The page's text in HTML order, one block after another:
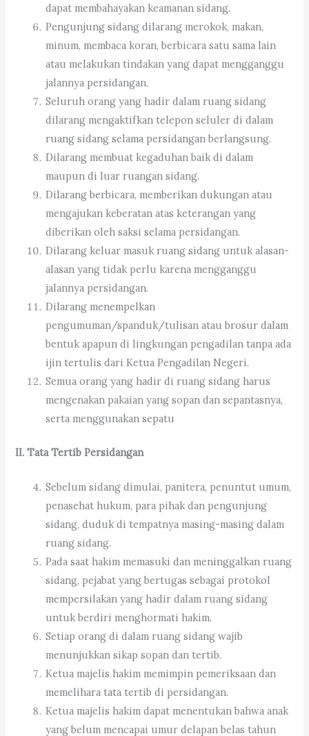
dapat membahayakan keamanan sidang.
Pengunjung sidang dilarang merokok, makan,
minum, membaca koran, berbicara satu sama lain
atau melakukan tindakan yang dapat mengganggu
jalannya persidangan.
Seluruh orang yang hadir dalam ruang sidang
dilarang mengaktifkan telepon seluler di dalam
ruang sidang selama persidangan berlangsung.
Dilarang membuat kegaduhan baik di dalam
maupun di luar ruangan sidang.
Dilarang berbicara, memberikan dukungan atau
mengajukan keberatan atas keterangan yang
diberikan oleh saksi selama persidangan.
Dilarang keluar masuk ruang sidang untuk alasan-
alasan yang tidak perlu karena mengganggu
jalannya persidangan.
Dilarang menempelkan
pengumuman/spanduk/tulisan atau brosur dalam
bentuk apapun di lingkungan pengadilan tanpa ada
ijin tertulis dari Ketua Pengadilan Negeri.
Semua orang yang hadir di ruang sidang harus
mengenakan pakaian yang sopan dan sepantasnya,
serta menggunakan sepatu
II. Tata Tertib Persidangan
Sebelum sidang dimulai, panitera, penuntut umum,
penasehat hukum, para pihak dan pengunjung
sidang, duduk di tempatnya masing-masing dalam
ruang sidang.
Pada saat hakim memasuki dan meninggalkan ruang
sidang, pejabat yang bertugas sebagai protokol
mempersilakan yang hadir dalam ruang sidang
untuk berdiri menghormati hakim.
Setiap orang di dalam ruang sidang wajib
menunjukkan sikap sopan dan tertib.
Ketua majelis hakim memimpin pemeriksaan dan
memelihara tata tertib di persidangan.
Ketua majelis hakim dapat menentukan bahwa anak
yang belum mencapai umur delapan belas tahun